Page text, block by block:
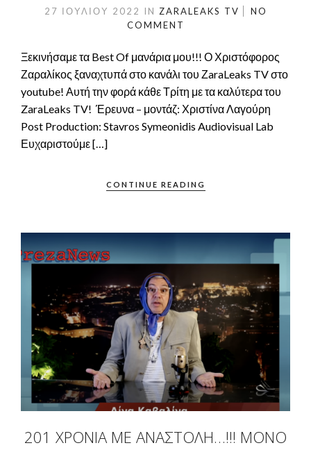
27 ΙΟΥΛΊΟΥ 2022 IN ZARALEAKS TV
NO
COMMENT
Ξεκινήσαμε τα Best Of μανάρια μου!!! Ο Χριστόφορος
Ζαραλίκος ξαναχτυπά στο κανάλι του ΖaraLeaks TV στο
youtube! Αυτή την φορά κάθε Τρίτη με τα καλύτερα του
ZaraLeaks TV! Έρευνα – μοντάζ: Χριστίνα Λαγούρη
Post Production: Stavros Symeonidis Audiovisual Lab
Ευχαριστούμε […]
CONTINUE READING
201 ΧΡΌΝΙΑ ΜΕ ΑΝΑΣΤΟΛΉ…!!! ΜΌΝΟ